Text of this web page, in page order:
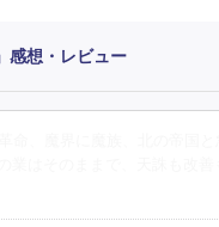
感想・レビュー
業はそのままで、天誅も改善